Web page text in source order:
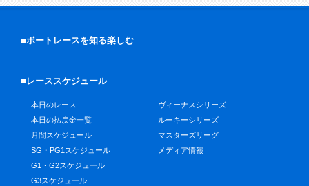
■ボートレースを知る楽しむ
■レーススケジュール
本日のレース
本日の払戻金一覧
月間スケジュール
SG・PG1スケジュール
G1・G2スケジュール
G3スケジュール
ヴィーナスシリーズ
ルーキーシリーズ
マスターズリーグ
メディア情報